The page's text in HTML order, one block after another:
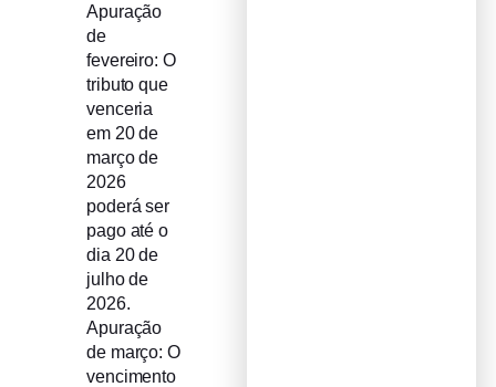
Apuração
de
fevereiro: O
tributo que
venceria
em 20 de
março de
2026
poderá ser
pago até o
dia 20 de
julho de
2026.
Apuração
de março: O
vencimento